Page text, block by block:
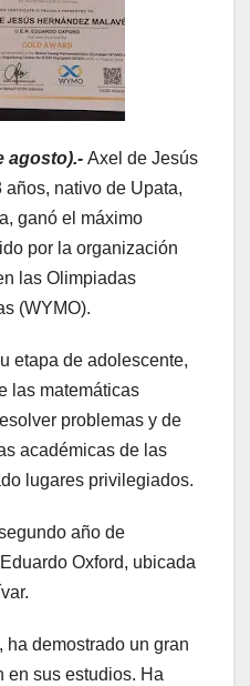
agosto).- Axel de Jesús
nativo de Upata,
ganó el máximo
por la organización
las Olimpiadas
(WYMO).
etapa de adolescente,
las matemáticas
problemas y de
académicas de las
lugares privilegiados.
año de
Oxford, ubicada
ha demostrado un gran
en sus estudios. Ha